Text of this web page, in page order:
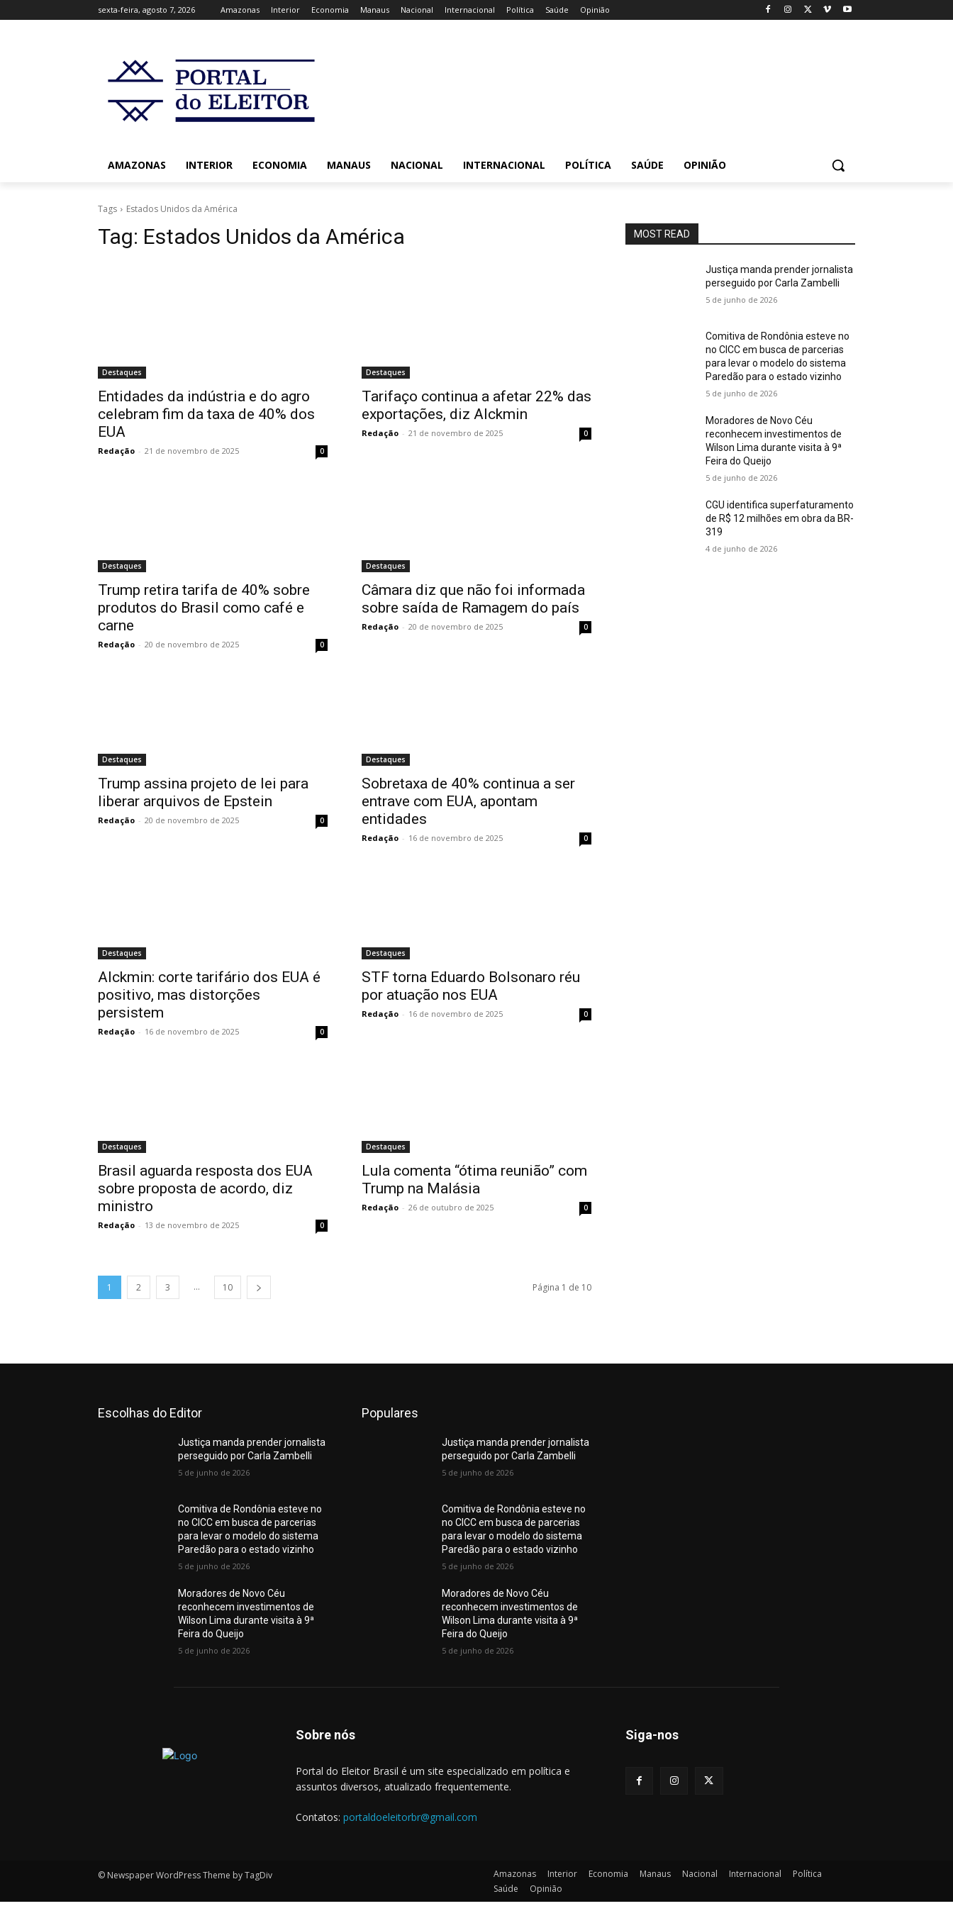
sexta-feira, agosto 7, 2026 Amazonas Interior Economia Manaus Nacional Internacional Política Saúde Opinião
AMAZONAS INTERIOR ECONOMIA MANAUS NACIONAL INTERNACIONAL POLÍTICA SAÚDE OPINIÃO
Tags Estados Unidos da América
Tag: Estados Unidos da América
Destaques
Entidades da indústria e do agro
celebram fim da taxa de 40% dos
EUA
Redação - 21 de novembro de 2025 0
Destaques
Tarifaço continua a afetar 22% das
exportações, diz Alckmin
Redação - 21 de novembro de 2025 0
Destaques
Trump retira tarifa de 40% sobre
produtos do Brasil como café e
carne
Redação - 20 de novembro de 2025 0
Destaques
Câmara diz que não foi informada
sobre saída de Ramagem do país
Redação - 20 de novembro de 2025 0
Destaques
Trump assina projeto de lei para
liberar arquivos de Epstein
Redação - 20 de novembro de 2025 0
Destaques
Sobretaxa de 40% continua a ser
entrave com EUA, apontam
entidades
Redação - 16 de novembro de 2025 0
Destaques
Alckmin: corte tarifário dos EUA é
positivo, mas distorções
persistem
Redação - 16 de novembro de 2025 0
Destaques
STF torna Eduardo Bolsonaro réu
por atuação nos EUA
Redação - 16 de novembro de 2025 0
Destaques
Brasil aguarda resposta dos EUA
sobre proposta de acordo, diz
ministro
Redação - 13 de novembro de 2025 0
Destaques
Lula comenta “ótima reunião” com
Trump na Malásia
Redação - 26 de outubro de 2025 0
1 2 3 ... 10 Página 1 de 10
MOST READ
Justiça manda prender jornalista
perseguido por Carla Zambelli
5 de junho de 2026
Comitiva de Rondônia esteve no
no CICC em busca de parcerias
para levar o modelo do sistema
Paredão para o estado vizinho
5 de junho de 2026
Moradores de Novo Céu
reconhecem investimentos de
Wilson Lima durante visita à 9ª
Feira do Queijo
5 de junho de 2026
CGU identifica superfaturamento
de R$ 12 milhões em obra da BR-
319
4 de junho de 2026
Escolhas do Editor
Justiça manda prender jornalista
perseguido por Carla Zambelli
5 de junho de 2026
Comitiva de Rondônia esteve no
no CICC em busca de parcerias
para levar o modelo do sistema
Paredão para o estado vizinho
5 de junho de 2026
Moradores de Novo Céu
reconhecem investimentos de
Wilson Lima durante visita à 9ª
Feira do Queijo
5 de junho de 2026
Populares
Justiça manda prender jornalista
perseguido por Carla Zambelli
5 de junho de 2026
Comitiva de Rondônia esteve no
no CICC em busca de parcerias
para levar o modelo do sistema
Paredão para o estado vizinho
5 de junho de 2026
Moradores de Novo Céu
reconhecem investimentos de
Wilson Lima durante visita à 9ª
Feira do Queijo
5 de junho de 2026
Sobre nós
Portal do Eleitor Brasil é um site especializado em política e
assuntos diversos, atualizado frequentemente.
Contatos: portaldoeleitorbr@gmail.com
Siga-nos
© Newspaper WordPress Theme by TagDiv Amazonas Interior Economia Manaus Nacional Internacional
Política
Saúde
Opinião